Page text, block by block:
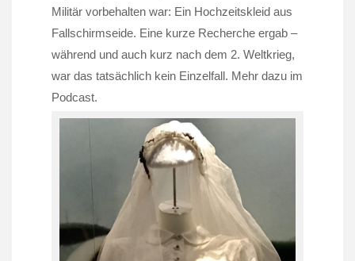
Militär vorbehalten war: Ein Hochzeitskleid aus
Fallschirmseide. Eine kurze Recherche ergab –
während und auch kurz nach dem 2. Weltkrieg,
war das tatsächlich kein Einzelfall. Mehr dazu im
Podcast.